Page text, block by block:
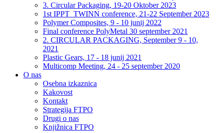
3. Circular Packaging, 19-20 Oktober 2023
1st IPPT_TWINN conference, 21-22 September 2023
Polymer Composites, 9 - 10 junij 2022
Final conference PolyMetal 30 september 2021
2. CIRCULAR PACKAGING, September 9 - 10,
2021
Plastic Gears, 17 - 18 junij 2021
Multicomp Meeting, 24 - 25 september 2020
O nas
Osebna izkaznica
Kakovost
Kontakt
Strategija FTPO
Drugi o nas
Knjižnica FTPO